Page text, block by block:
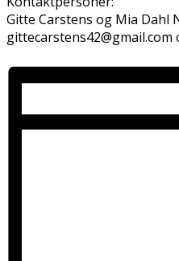
Gitte Carstens og Mia Dahl